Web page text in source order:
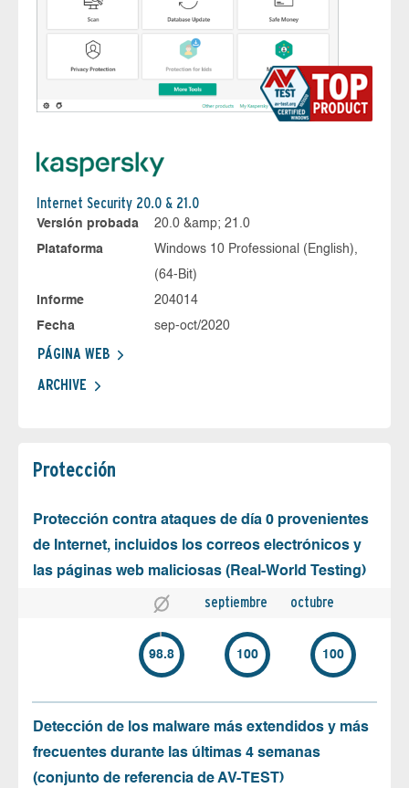
Internet Security 20.0 & 21.0
Versión probada
20.0 &amp; 21.0
Plataforma
Windows 10 Professional (English),
(64-Bit)
Informe
204014
Fecha
sep-oct/2020
PÁGINA WEB
ARCHIVE
Protección
Protección contra ataques de día 0 provenientes
de Internet, incluidos los correos electrónicos y
las páginas web maliciosas (Real-World Testing)
septiembre octubre
98.8 100 100
Detección de los malware más extendidos y más
frecuentes durante las últimas 4 semanas
(conjunto de referencia de AV-TEST)